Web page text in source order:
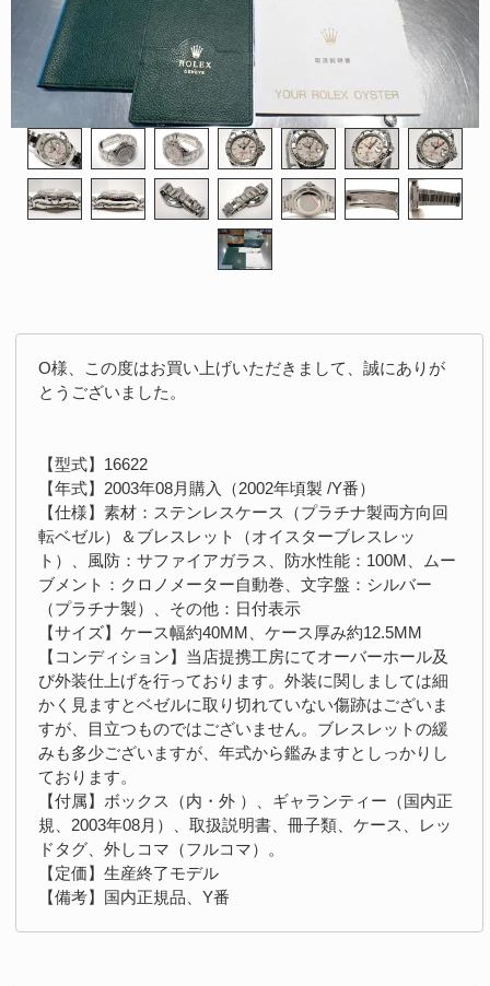
O様、この度はお買い上げいただきまして、誠にありが
とうございました。
【型式】16622
【年式】2003年08月購入（2002年頃製 /Y番）
【仕様】素材：ステンレスケース（プラチナ製両方向回
転ベゼル）＆ブレスレット（オイスターブレスレッ
ト）、風防：サファイアガラス、防水性能：100M、ムー
ブメント：クロノメーター自動巻、文字盤：シルバー
（プラチナ製）、その他：日付表示
【サイズ】ケース幅約40MM、ケース厚み約12.5MM
【コンディション】当店提携工房にてオーバーホール及
び外装仕上げを行っております。外装に関しましては細
かく見ますとベゼルに取り切れていない傷跡はございま
すが、目立つものではございません。ブレスレットの緩
みも多少ございますが、年式から鑑みますとしっかりし
ております。
【付属】ボックス（内・外 ）、ギャランティー（国内正
規、2003年08月）、取扱説明書、冊子類、ケース、レッ
ドタグ、外しコマ（フルコマ）。
【定価】生産終了モデル
【備考】国内正規品、Y番